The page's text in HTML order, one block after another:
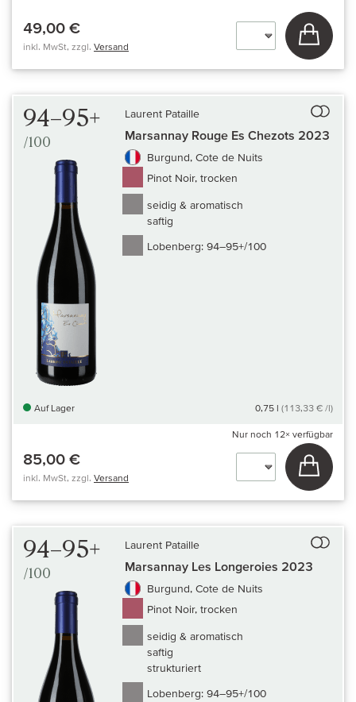
49,00 €
inkl. MwSt, zzgl. Versand
In
94–95+
/100
Laurent Pataille
Auf
Marsannay Rouge Es Chezots 2023
Burgund, Cote de Nuits
Pinot Noir, trocken
seidig & aromatisch
saftig
Lobenberg: 94–95+/100
Auf Lager 0,75 l (113,33 € /l)
Nur noch 12× verfügbar
85,00 €
inkl. MwSt, zzgl. Versand
In
94–95+
/100
Laurent Pataille
Auf
Marsannay Les Longeroies 2023
Burgund, Cote de Nuits
Pinot Noir, trocken
seidig & aromatisch
saftig
strukturiert
Lobenberg: 94–95+/100